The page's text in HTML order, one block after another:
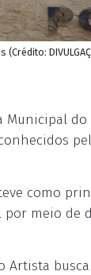
Municipal
como
meio de
Artista